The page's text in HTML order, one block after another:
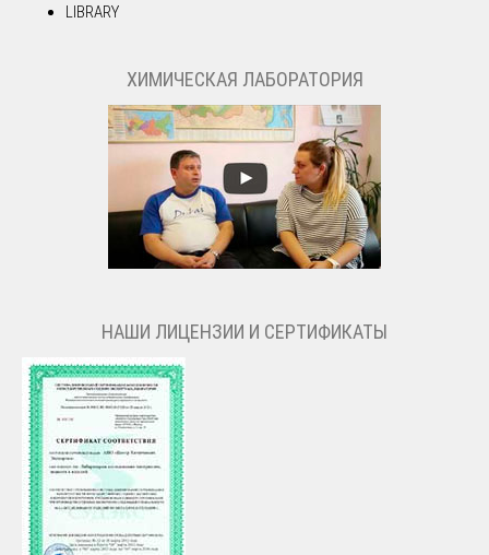
LIBRARY
ХИМИЧЕСКАЯ ЛАБОРАТОРИЯ
НАШИ ЛИЦЕНЗИИ И СЕРТИФИКАТЫ